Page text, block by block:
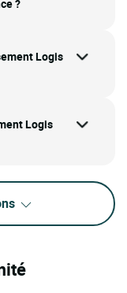
?
Logis
Logis